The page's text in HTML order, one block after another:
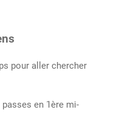
pour aller chercher
en 1ère mi-